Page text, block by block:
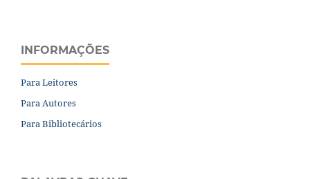
INFORMAÇÕES
Para Leitores
Para Autores
Para Bibliotecários